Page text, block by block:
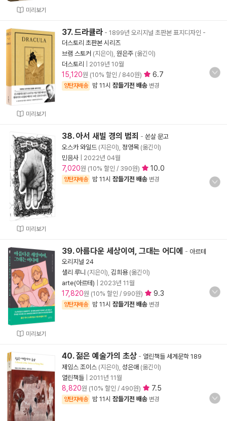
미리보기
미리보기
37. 드라큘라 - 1899년 오리지널 초판본 표지디자인 -
더스토리 초판본 시리즈
브램 스토커 (지은이), 원은주 (옮긴이)
더스토리
2019년 10월
15,120원 (10% 할인 / 840원) 6.7
양탄자배송 밤 11시 잠들기전 배송 변경
미리보기
38. 아서 새빌 경의 범죄 - 쏜살 문고
오스카 와일드 (지은이), 정영목 (옮긴이)
민음사
2022년 04월
7,020원 (10% 할인 / 390원) 10.0
양탄자배송 밤 11시 잠들기전 배송 변경
미리보기
39. 아름다운 세상이여, 그대는 어디에 - 아르테
오리지널 24
샐리 루니 (지은이), 김희용(옮긴이)
arte(아르테)
2023년 11월
17,820원 (10% 할인 / 990원) 9.3
양탄자배송 밤 11시 잠들기전 배송 변경
40. 젊은 예술가의 초상 - 열린책들 세계문학 189
제임스 조이스 (지은이), 성은애 (옮긴이)
열린책들
2011년 11월
8,820원 (10% 할인 / 490원) 7.5
양탄자배송 밤 11시 잠들기전 배송 변경